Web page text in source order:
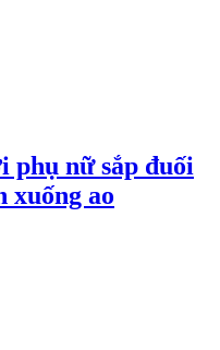
phụ nữ sắp đuối
xuống ao